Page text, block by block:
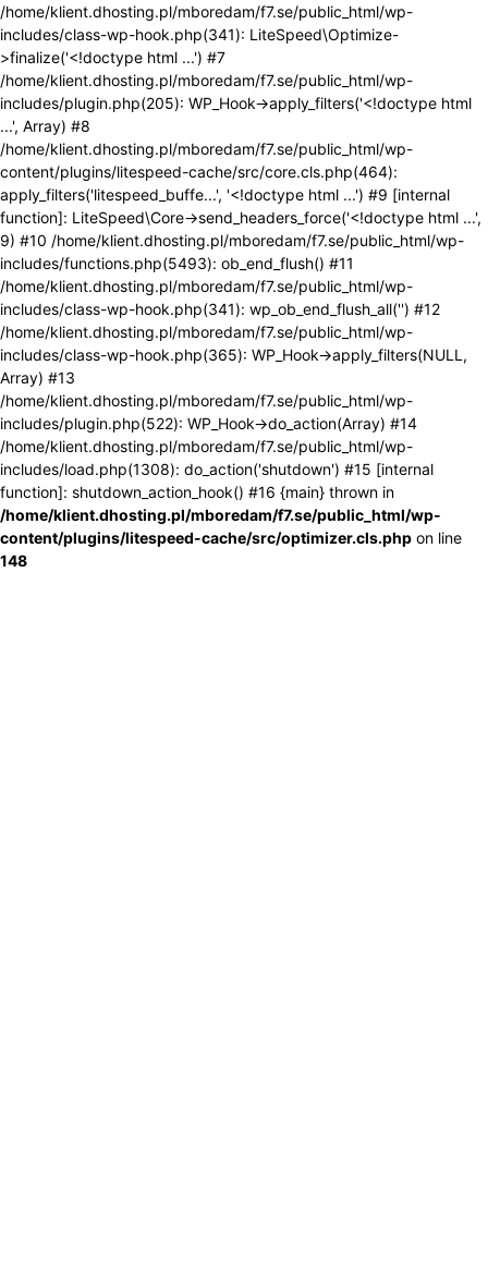
/home/klient.dhosting.pl/mboredam/f7.se/public_html/wp-
includes/class-wp-hook.php(341): LiteSpeed\Optimize-
>finalize('<!doctype html ...') #7
/home/klient.dhosting.pl/mboredam/f7.se/public_html/wp-
includes/plugin.php(205): WP_Hook->apply_filters('<!doctype html
...', Array) #8
/home/klient.dhosting.pl/mboredam/f7.se/public_html/wp-
content/plugins/litespeed-cache/src/core.cls.php(464):
apply_filters('litespeed_buffe...', '<!doctype html ...') #9 [internal
function]: LiteSpeed\Core->send_headers_force('<!doctype html ...',
9) #10 /home/klient.dhosting.pl/mboredam/f7.se/public_html/wp-
includes/functions.php(5493): ob_end_flush() #11
/home/klient.dhosting.pl/mboredam/f7.se/public_html/wp-
includes/class-wp-hook.php(341): wp_ob_end_flush_all('') #12
/home/klient.dhosting.pl/mboredam/f7.se/public_html/wp-
includes/class-wp-hook.php(365): WP_Hook->apply_filters(NULL,
Array) #13
/home/klient.dhosting.pl/mboredam/f7.se/public_html/wp-
includes/plugin.php(522): WP_Hook->do_action(Array) #14
/home/klient.dhosting.pl/mboredam/f7.se/public_html/wp-
includes/load.php(1308): do_action('shutdown') #15 [internal
function]: shutdown_action_hook() #16 {main} thrown in
/home/klient.dhosting.pl/mboredam/f7.se/public_html/wp-
content/plugins/litespeed-cache/src/optimizer.cls.php on line
148